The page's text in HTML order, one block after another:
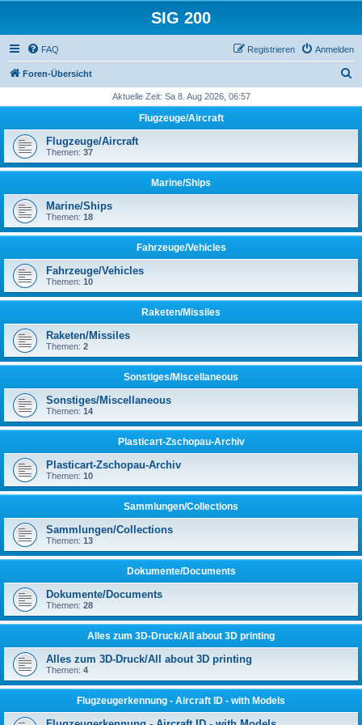
SIG 200
FAQ Anmelden
Registrieren
Foren-Übersicht
h
Aktuelle Zeit: Sa 8. Aug 2026, 06:57
Flugzeuge/Aircraft
Flugzeuge/Aircraft
Themen: 37
Marine/Ships
Marine/Ships
Themen: 18
Fahrzeuge/Vehicles
Fahrzeuge/Vehicles
Themen: 10
Raketen/Missiles
Raketen/Missiles
Themen: 2
Sonstiges/Miscellaneous
Sonstiges/Miscellaneous
Themen: 14
Plasticart-Zschopau-Archiv
Plasticart-Zschopau-Archiv
Themen: 10
Sammlungen/Collections
Sammlungen/Collections
Themen: 13
Dokumente/Documents
Dokumente/Documents
Themen: 28
Alles zum 3D-Druck/All about 3D printing
Alles zum 3D-Druck/All about 3D printing
Themen: 4
Flugzeugerkennung - Aircraft ID - with Models